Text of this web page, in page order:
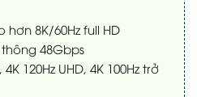
8K/60Hz full HD
48Gbps
120Hz UHD, 4K 100Hz trở